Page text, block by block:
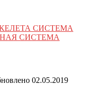
СИСТЕМА
СИСТЕМА
02.05.2019